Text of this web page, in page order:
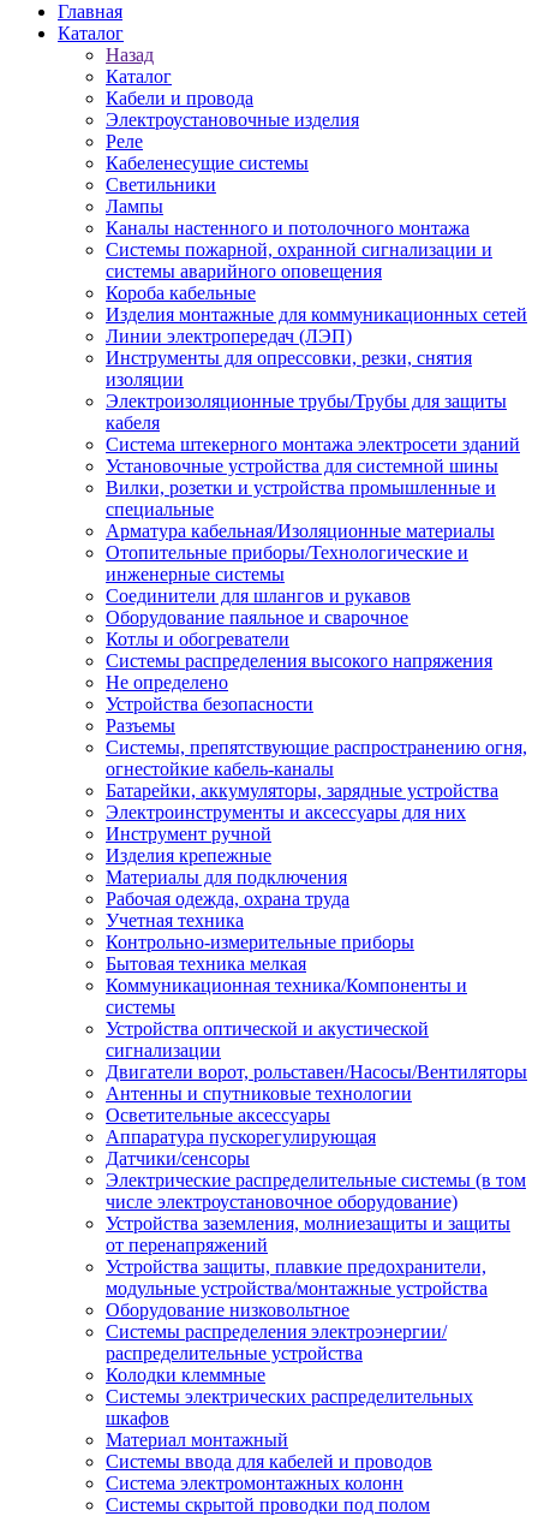
Главная
Каталог
Назад
Каталог
Кабели и провода
Электроустановочные изделия
Реле
Кабеленесущие системы
Светильники
Лампы
Каналы настенного и потолочного монтажа
Системы пожарной, охранной сигнализации и
системы аварийного оповещения
Короба кабельные
Изделия монтажные для коммуникационных сетей
Линии электропередач (ЛЭП)
Инструменты для опрессовки, резки, снятия
изоляции
Электроизоляционные трубы/Трубы для защиты
кабеля
Система штекерного монтажа электросети зданий
Установочные устройства для системной шины
Вилки, розетки и устройства промышленные и
специальные
Арматура кабельная/Изоляционные материалы
Отопительные приборы/Технологические и
инженерные системы
Соединители для шлангов и рукавов
Оборудование паяльное и сварочное
Котлы и обогреватели
Системы распределения высокого напряжения
Не определено
Устройства безопасности
Разъемы
Системы, препятствующие распространению огня,
огнестойкие кабель-каналы
Батарейки, аккумуляторы, зарядные устройства
Электроинструменты и аксессуары для них
Инструмент ручной
Изделия крепежные
Материалы для подключения
Рабочая одежда, охрана труда
Учетная техника
Контрольно-измерительные приборы
Бытовая техника мелкая
Коммуникационная техника/Компоненты и
системы
Устройства оптической и акустической
сигнализации
Двигатели ворот, рольставен/Насосы/Вентиляторы
Антенны и спутниковые технологии
Осветительные аксессуары
Аппаратура пускорегулирующая
Датчики/сенсоры
Электрические распределительные системы (в том
числе электроустановочное оборудование)
Устройства заземления, молниезащиты и защиты
от перенапряжений
Устройства защиты, плавкие предохранители,
модульные устройства/монтажные устройства
Оборудование низковольтное
Системы распределения электроэнергии/
распределительные устройства
Колодки клеммные
Системы электрических распределительных
шкафов
Материал монтажный
Системы ввода для кабелей и проводов
Система электромонтажных колонн
Системы скрытой проводки под полом